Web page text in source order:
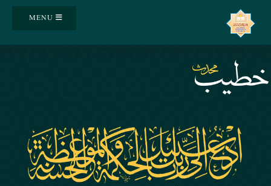
MENU